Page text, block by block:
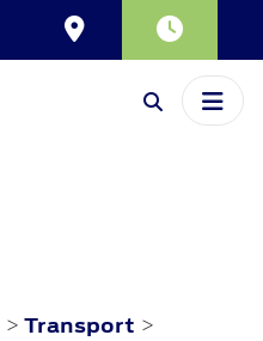
> Transport >